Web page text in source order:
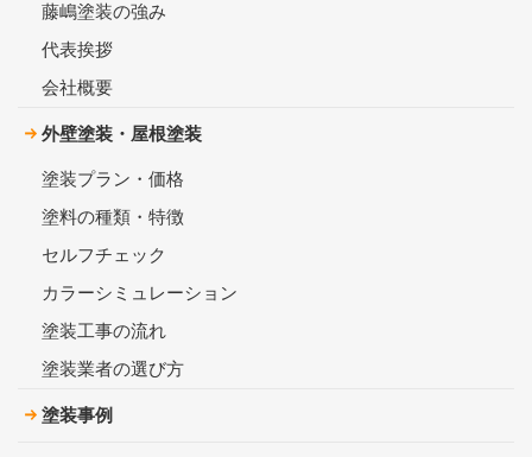
藤嶋塗装の強み
代表挨拶
会社概要
外壁塗装・屋根塗装
塗装プラン・価格
塗料の種類・特徴
セルフチェック
カラーシミュレーション
塗装工事の流れ
塗装業者の選び方
塗装事例